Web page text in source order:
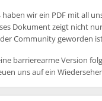
wir ein PDF mit all
Dokument zeigt nicht
Community geworden
barrierearme Version
uns auf ein